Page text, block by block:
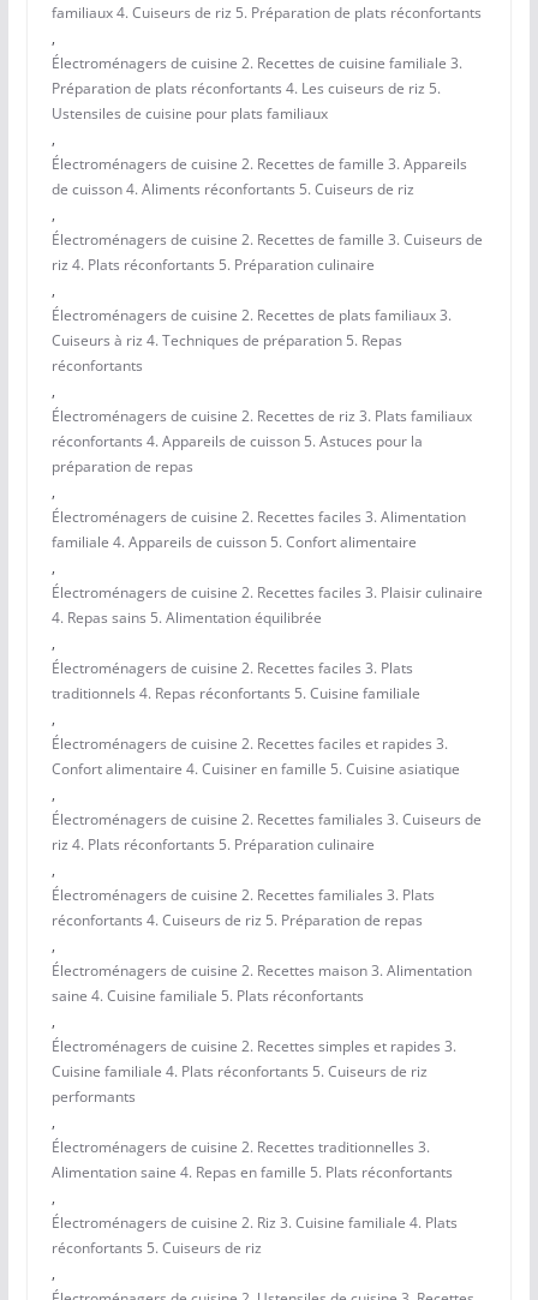
familiaux 4. Cuiseurs de riz 5. Préparation de plats réconfortants
,
Électroménagers de cuisine 2. Recettes de cuisine familiale 3.
Préparation de plats réconfortants 4. Les cuiseurs de riz 5.
Ustensiles de cuisine pour plats familiaux
,
Électroménagers de cuisine 2. Recettes de famille 3. Appareils
de cuisson 4. Aliments réconfortants 5. Cuiseurs de riz
,
Électroménagers de cuisine 2. Recettes de famille 3. Cuiseurs de
riz 4. Plats réconfortants 5. Préparation culinaire
,
Électroménagers de cuisine 2. Recettes de plats familiaux 3.
Cuiseurs à riz 4. Techniques de préparation 5. Repas
réconfortants
,
Électroménagers de cuisine 2. Recettes de riz 3. Plats familiaux
réconfortants 4. Appareils de cuisson 5. Astuces pour la
préparation de repas
,
Électroménagers de cuisine 2. Recettes faciles 3. Alimentation
familiale 4. Appareils de cuisson 5. Confort alimentaire
,
Électroménagers de cuisine 2. Recettes faciles 3. Plaisir culinaire
4. Repas sains 5. Alimentation équilibrée
,
Électroménagers de cuisine 2. Recettes faciles 3. Plats
traditionnels 4. Repas réconfortants 5. Cuisine familiale
,
Électroménagers de cuisine 2. Recettes faciles et rapides 3.
Confort alimentaire 4. Cuisiner en famille 5. Cuisine asiatique
,
Électroménagers de cuisine 2. Recettes familiales 3. Cuiseurs de
riz 4. Plats réconfortants 5. Préparation culinaire
,
Électroménagers de cuisine 2. Recettes familiales 3. Plats
réconfortants 4. Cuiseurs de riz 5. Préparation de repas
,
Électroménagers de cuisine 2. Recettes maison 3. Alimentation
saine 4. Cuisine familiale 5. Plats réconfortants
,
Électroménagers de cuisine 2. Recettes simples et rapides 3.
Cuisine familiale 4. Plats réconfortants 5. Cuiseurs de riz
performants
,
Électroménagers de cuisine 2. Recettes traditionnelles 3.
Alimentation saine 4. Repas en famille 5. Plats réconfortants
,
Électroménagers de cuisine 2. Riz 3. Cuisine familiale 4. Plats
réconfortants 5. Cuiseurs de riz
,